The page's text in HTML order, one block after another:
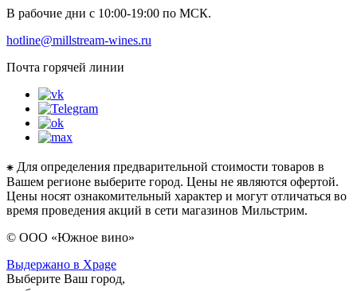
В рабочие дни с 10:00-19:00 по МСК.
hotline@millstream-wines.ru
Почта горячей линии
⁕ Для определения предварительной стоимости товаров в
Вашем регионе выберите город. Цены не являются офертой.
Цены носят ознакомительный характер и могут отличаться во
время проведения акций в сети магазинов Мильстрим.
© ООО «Южное вино»
Выдержано в Xpage
Выберите Ваш город,